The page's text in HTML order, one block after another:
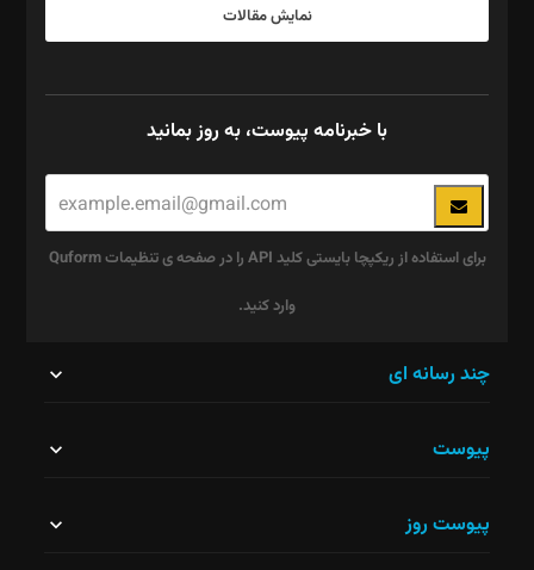
نمایش مقالات
با خبرنامه پیوست، به روز بمانید
برای استفاده از ریکپچا بایستی کلید API را در صفحه ی تنظیمات Quform
وارد کنید.
نباید
چند رسانه ای
پیوست
پیوست روز